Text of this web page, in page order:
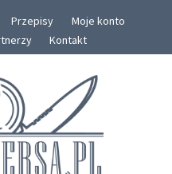
Przepisy
Moje konto
Kontakt